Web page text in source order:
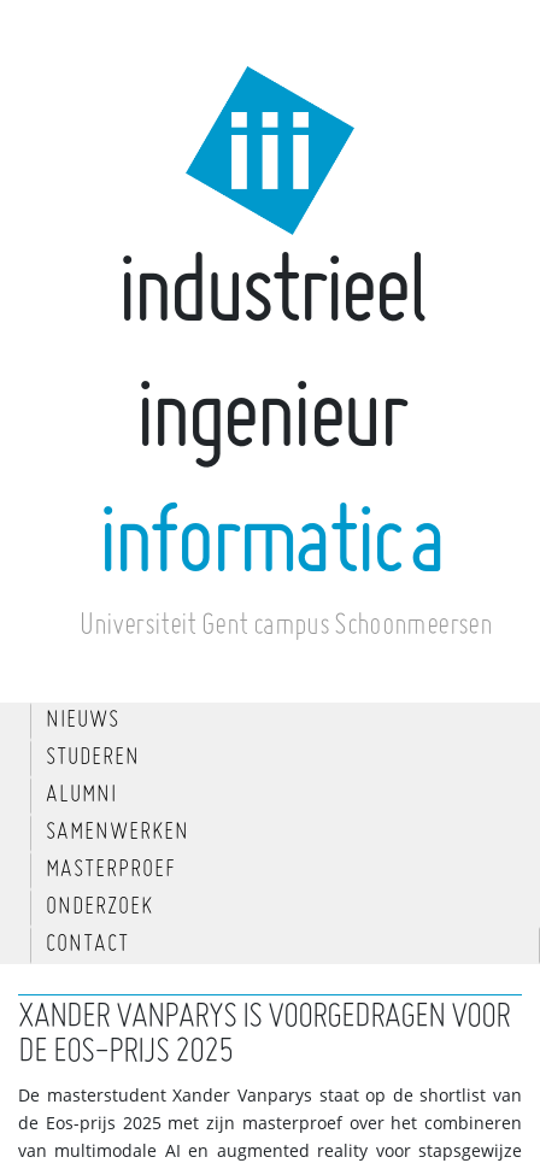
industrieel
ingenieur
informatica
Universiteit Gent campus Schoonmeersen
NIEUWS
STUDEREN
ALUMNI
SAMENWERKEN
MASTERPROEF
ONDERZOEK
CONTACT
XANDER VANPARYS IS VOORGEDRAGEN VOOR
DE EOS-PRIJS 2025
De masterstudent Xander Vanparys staat op de shortlist van
de Eos-prijs 2025 met zijn masterproef over het combineren
van multimodale AI en augmented reality voor stapsgewijze